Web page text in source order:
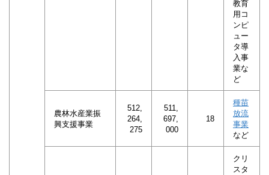
教育
用コ
ンピ
ュー
タ導
入事
業な
ど
農林水産業振
興支援事業
512,
264,
275
511,
697,
000
18
種苗
放流
事業
など
クリ
スタ